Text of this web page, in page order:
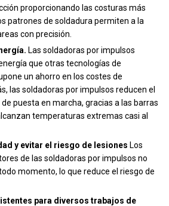
proporcionando las costuras más
patrones de soldadura permiten a la
con precisión.
Las soldadoras por impulsos
que otras tecnologías de
un ahorro en los costes de
las soldadoras por impulsos reducen el
puesta en marcha, gracias a las barras
temperaturas extremas casi al
y evitar el riesgo de lesiones Los
de las soldadoras por impulsos no
momento, lo que reduce el riesgo de
para diversos trabajos de